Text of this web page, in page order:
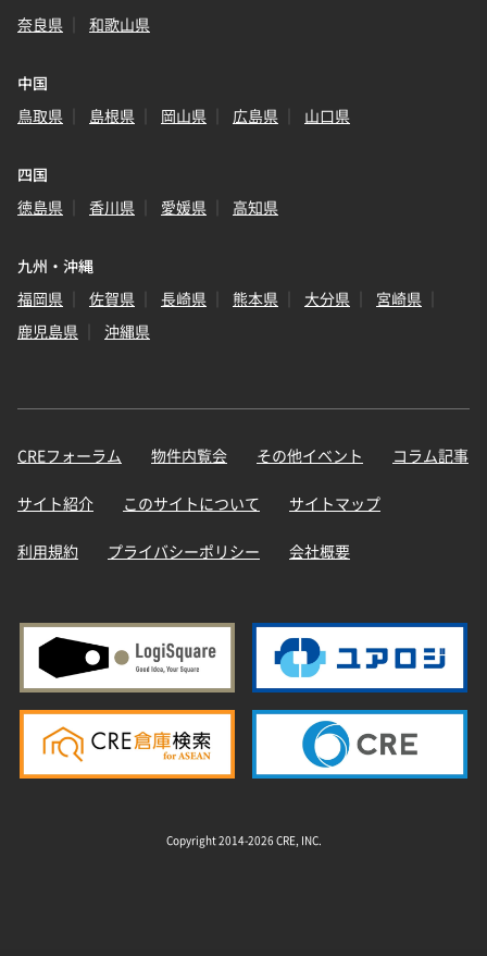
奈良県
和歌山県
中国
鳥取県
島根県 岡山県 広島県 山口県
四国
徳島県
香川県 愛媛県 高知県
九州・沖縄
福岡県
佐賀県 長崎県 熊本県 大分県
宮崎県
鹿児島県
沖縄県
CREフォーラム 物件内覧会 その他イベント コラム記事
サイト紹介 このサイトについて サイトマップ
利用規約 プライバシーポリシー 会社概要
Copyright 2014-2026 CRE, INC.